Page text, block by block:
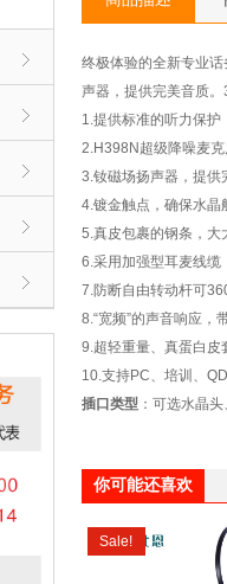
终极体验的全新专业
声器，提供完美音质
1.提供标准的听力保护
2.H398N超级降噪麦
3.钕磁场扬声器，提供
4.镀金触点，确保水晶
5.真皮包裹的钢条，大
6.采用加强型耳麦线缆
7.防断自由转动杆可
8.“宽频”的声音响应，
9.超轻重量、真蛋白皮
10.支持PC、培训、
插口类型：可选水晶头
你可能还喜欢
Sale!